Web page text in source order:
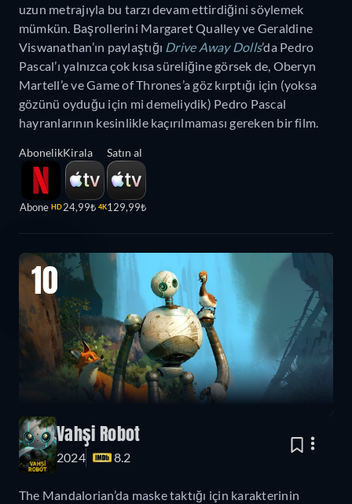
uzun metrajıyla bu tarzı devam ettirdiğini söylemek
mümkün. Başrollerini Margaret Qualley ve Geraldine
Viswanathan’ın paylaştığı Drive Away Dolls’da Pedro
Pascal’ı yalnızca çok kısa süreliğine görsek de, Oberyn
Martell’e ve Game of Thrones’a göz kırptığı için (yoksa
gözünü oyduğu için mi demeliydik) Pedro Pascal
hayranlarının kesinlikle kaçırılmaması gereken bir film.
Abonelik
Abone HD
Kirala
24,99₺ 4K
Satın al
129,99₺
10
Vahşi Robot
2024 8.2
The Mandalorian’da maske taktığı için karakterinin